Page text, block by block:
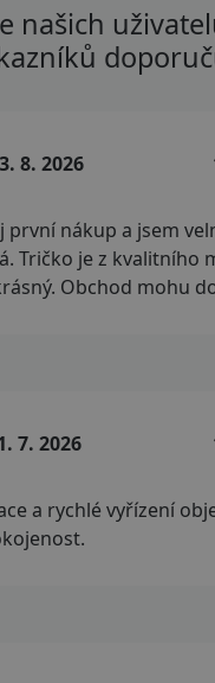
našich
8. 2026
první nákup a jsem
Tričko je z kvalitního
Obchod mohu
7. 2026
a rychlé vyřízení